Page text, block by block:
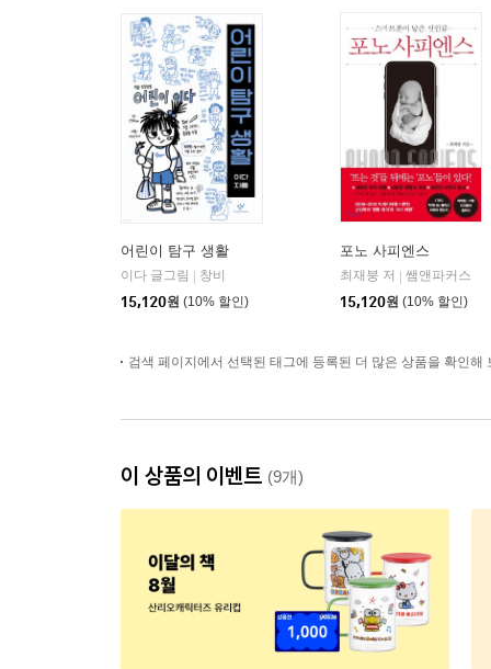
어린이 탐구 생활
이다 글그림
창비
15,120원 (10% 할인)
포노 사피엔스
최재붕 저
쌤앤파커스
15,120원 (10% 할인)
검색 페이지에서 선택된 태그에 등록된 더 많은 상품을 확인해
이 상품의 이벤트 (9개)